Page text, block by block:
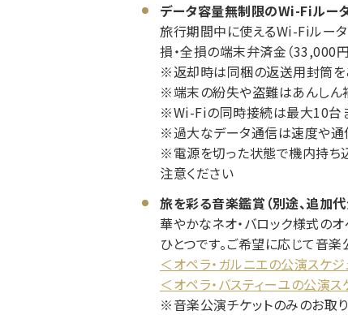
データ容量無制限のWi-Fiルー
旅行期間中に使えるWi-Fiルータ
損・全損の端末弁済金（33,000
※返却時は同梱の返送用封筒を
※端末の紛失や盗難はあんしん
※Wi-Fiの同時接続は最大10台ま
※過大なデータ通信は速度や通
※電源を切った状態で機内持ち
注意ください
旅を彩る音楽鑑賞（別途、追加代
華やかなネオ・バロック様式の
ひとつです。ご希望に応じて音
＜オペラ・ガルニエの公演スケ
＜オペラ・バスティーユの公演
※音楽公演チケットのみのお取